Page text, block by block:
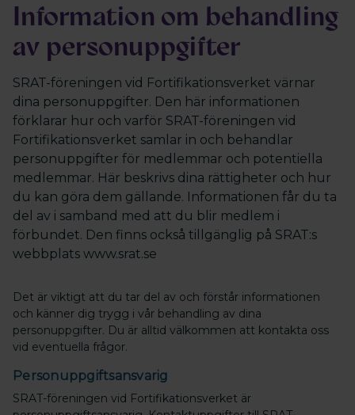
Information om behandling
av personuppgifter
SRAT-föreningen vid Fortifikationsverket värnar
dina personuppgifter. Den här informationen
förklarar hur och varför SRAT-föreningen vid
Fortifikationsverket samlar in och behandlar
personuppgifter för medlemmar och potentiella
medlemmar. Här beskrivs dina rättigheter och hur
du kan göra dem gällande. Informationen får du ta
del av i samband med att du blir medlem i
förbundet. Den finns också tillgänglig på SRAT:s
webbplats www.srat.se
Det är viktigt att du tar del av och förstår informationen
och känner dig trygg i vår behandling av dina
personuppgifter. Du är alltid välkommen att kontakta oss
vid eventuella frågor.
Personuppgiftsansvarig
SRAT-föreningen vid Fortifikationsverket är